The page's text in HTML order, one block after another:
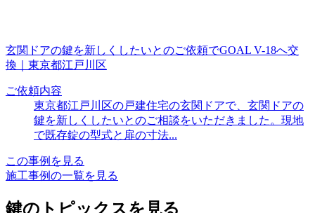
玄関ドアの鍵を新しくしたいとのご依頼でGOAL V-18へ交
換｜東京都江戸川区
ご依頼内容
東京都江戸川区の戸建住宅の玄関ドアで、玄関ドアの
鍵を新しくしたいとのご相談をいただきました。現地
で既存錠の型式と扉の寸法...
この事例を見る
施工事例の一覧を見る
鍵のトピックスを見る